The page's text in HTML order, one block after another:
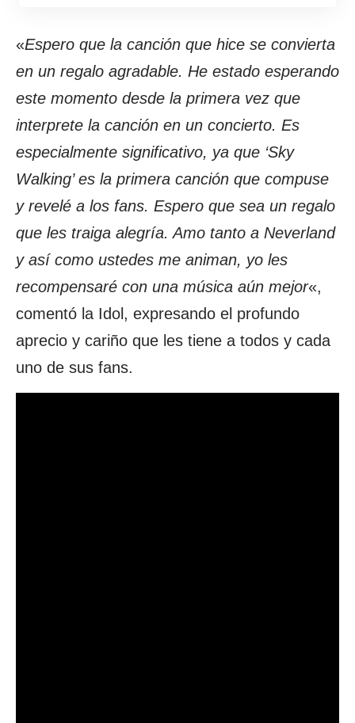
«Espero que la canción que hice se convierta
en un regalo agradable. He estado esperando
este momento desde la primera vez que
interprete la canción en un concierto. Es
especialmente significativo, ya que ‘Sky
Walking’ es la primera canción que compuse
y revelé a los fans. Espero que sea un regalo
que les traiga alegría. Amo tanto a Neverland
y así como ustedes me animan, yo les
recompensaré con una música aún mejor«,
comentó la Idol, expresando el profundo
aprecio y cariño que les tiene a todos y cada
uno de sus fans.